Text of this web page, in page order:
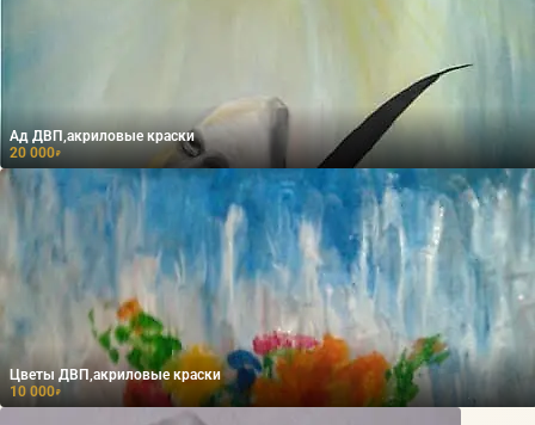
Ад ДВП,акриловые краски
20 000₽
Цветы ДВП,акриловые краски
10 000₽